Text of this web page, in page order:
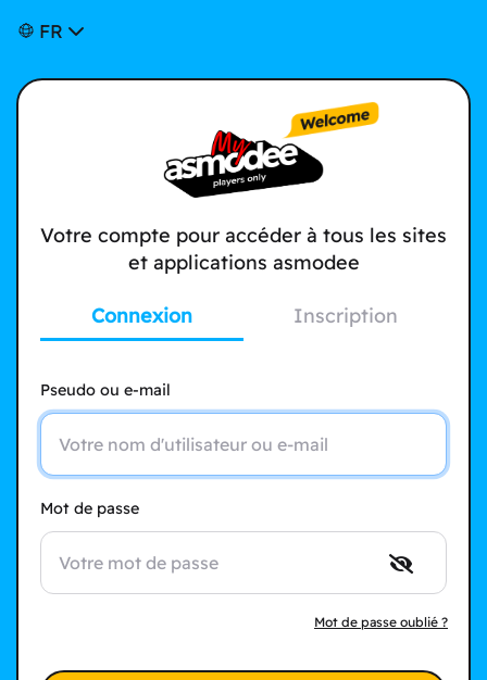
FR
Votre compte pour accéder à tous les sites
et applications asmodee
Connexion Inscription
Pseudo ou e-mail
Mot de passe
Mot de passe oublié ?